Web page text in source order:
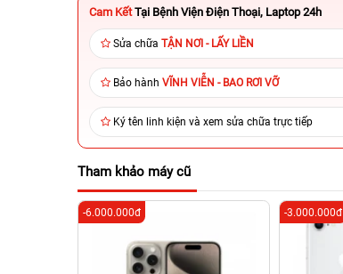
Cam Kết Tại Bệnh Viện Điện Thoại, Laptop 24h
Sửa chữa TẬN NƠI - LẤY LIỀN
Bảo hành VĨNH VIỄN - BAO RƠI VỠ
Ký tên linh kiện và xem sửa chữa trực tiếp
Tham khảo máy cũ
-6.000.000đ -3.000.000đ